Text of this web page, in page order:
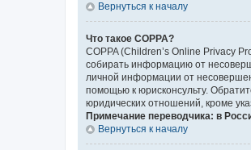
Вернуться к началу
Что такое COPPA?
COPPA (Children’s Online Privacy
собирать информацию от
личной информации от
помощью к юрисконсульту.
юридических отношений, кроме
Примечание переводчика: в
Вернуться к началу